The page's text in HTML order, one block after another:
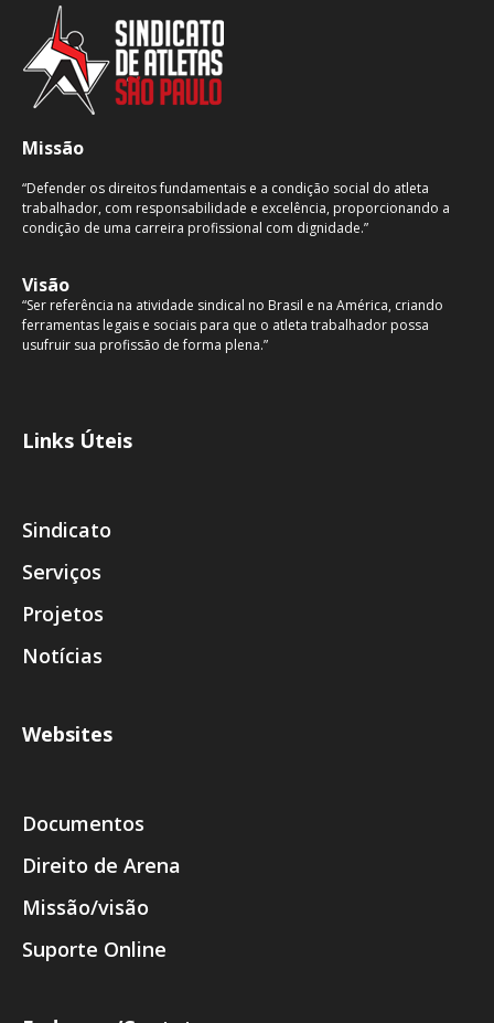
Missão
“Defender os direitos fundamentais e a condição social do atleta
trabalhador, com responsabilidade e excelência, proporcionando a
condição de uma carreira profissional com dignidade.”
Visão
“Ser referência na atividade sindical no Brasil e na América, criando
ferramentas legais e sociais para que o atleta trabalhador possa
usufruir sua profissão de forma plena.”
Links Úteis
Sindicato
Serviços
Projetos
Notícias
Websites
Documentos
Direito de Arena
Missão/visão
Suporte Online